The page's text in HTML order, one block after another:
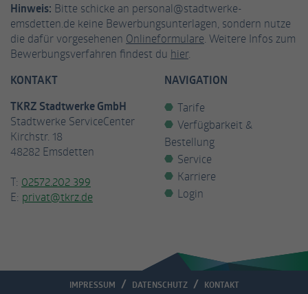
Hinweis: Bitte schicke an personal@stadtwerke-
emsdetten.de keine Bewerbungsunterlagen, sondern nutze
die dafür vorgesehenen Onlineformulare . Weitere Infos zum
Bewerbungsverfahren findest du hier.
KONTAKT
TKRZ Stadtwerke GmbH
Stadtwerke ServiceCenter
Kirchstr. 18
48282 Emsdetten
T: 02572.202 399
E: privat@tkrz.de
NAVIGATION
Tarife
Verfügbarkeit &
Bestellung
Service
Karriere
Login
IMPRESSUM DATENSCHUTZ KONTAKT
Anbieter Facebook
Laufzeit 3 Monate
Zweck
Analysen, Ad-Targeting und
Anzeigenmessung verwendet wird.
Name
Laufzeit
Echtzeitgebote von Drittanbietern
anzubieten.